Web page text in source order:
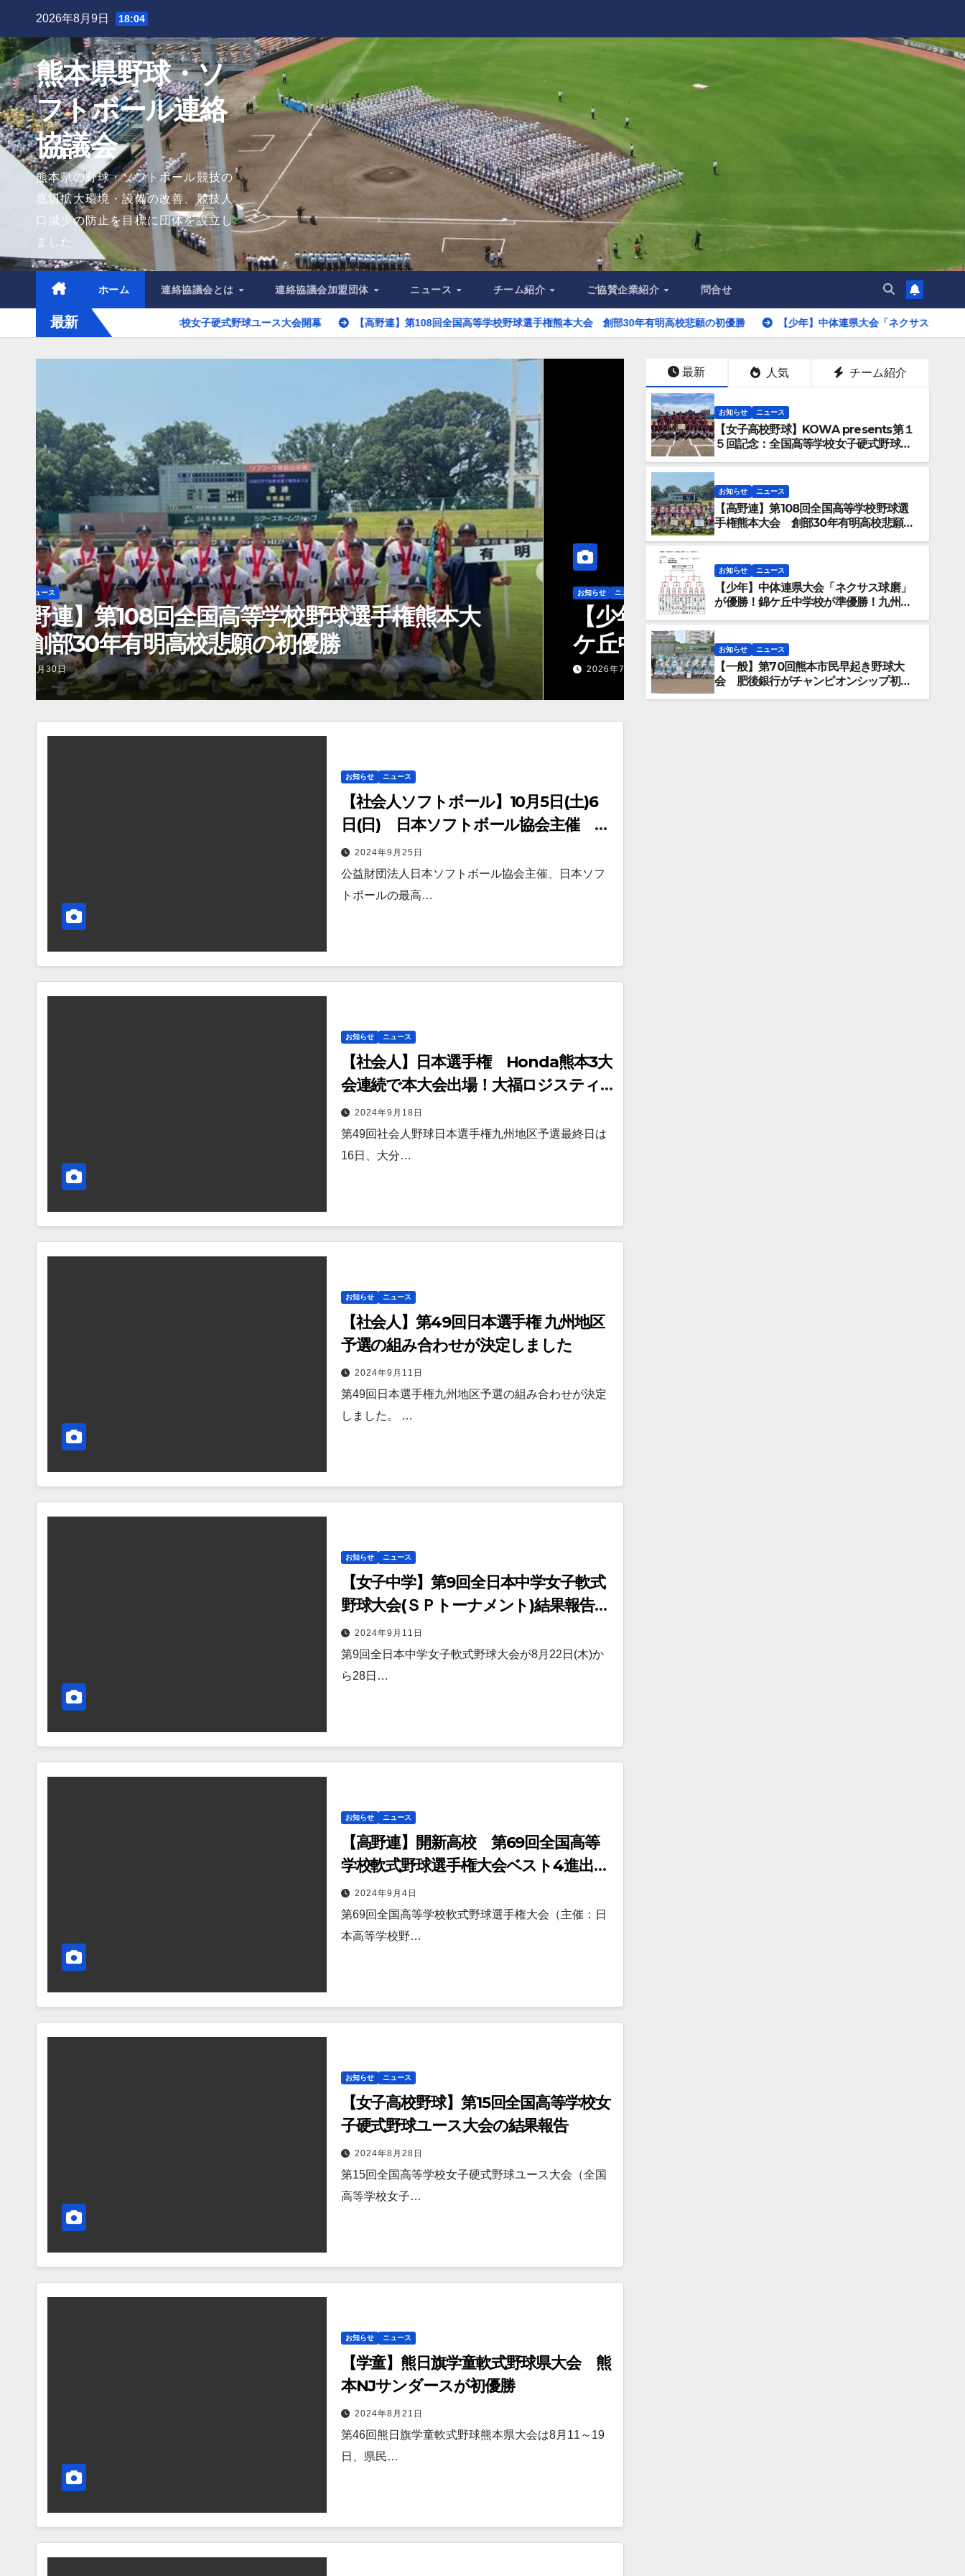
content
2026年8月9日 18:04
熊本県野球・ソ
フトボール連絡
協議会
熊本県の野球・ソフトボール競技の
底辺拡大環境・設備の改善、競技人
口減少の防止を目標に団体を設立し
ました
ホーム 連絡協議会とは 連絡協議会加盟団体 ニュース チーム紹介 ご協賛企業紹介 問合せ
最新
５回記念：全国高等学校女子硬式野球ユース大会開幕 【高野連】第108回全国高等学校野球選手権熊本大会 創部30年有明高校悲願の初優勝 【少年】中体連県大会「ネクサス球磨」が優勝！錦ケ
お知らせ ニュース
【少年】中体連県大会「ネクサス球磨」が優勝！錦
ケ丘中学校が準優勝！九州大会へ
2026年7月23日
お知らせ ニュース
【一般】第70回熊本市民早起
がチャンピオンシップ初優勝
2026年7月16日
最新 人気 チーム紹介
お知らせ ニュース
【女子高校野球】KOWA presents第１
５回記念：全国高等学校女子硬式野球ユ
お知らせ ニュース
【高野連】第108回全国高等学校野球選
手権熊本大会 創部30年有明高校悲願の
お知らせ ニュース
【少年】中体連県大会「ネクサス球磨」
が優勝！錦ケ丘中学校が準優勝！九州大
お知らせ ニュース
【一般】第70回熊本市民早起き野球大
会 肥後銀行がチャンピオンシップ初優
お知らせ ニュース
【社会人ソフトボール】10月5日(土)6
日(日) 日本ソフトボール協会主催 男
子日本リーグ第4節が水俣で開催！
2024年9月25日
公益財団法人日本ソフトボール協会主催、日本ソフ
トボールの最高…
お知らせ ニュース
【社会人】日本選手権 Honda熊本3大
会連続で本大会出場！大福ロジスティ
クスも健闘！！
2024年9月18日
第49回社会人野球日本選手権九州地区予選最終日は
16日、大分…
お知らせ ニュース
【社会人】第49回日本選手権 九州地区
予選の組み合わせが決定しました
2024年9月11日
第49回日本選手権九州地区予選の組み合わせが決定
しました。 …
お知らせ ニュース
【女子中学】第9回全日本中学女子軟式
野球大会(ＳＰトーナメント)結果報告
「暴れん坊ガールズ」
2024年9月11日
第9回全日本中学女子軟式野球大会が8月22日(木)か
ら28日…
お知らせ ニュース
【高野連】開新高校 第69回全国高等
学校軟式野球選手権大会ベスト4進出！
惜しくも決勝を逃がす
2024年9月4日
第69回全国高等学校軟式野球選手権大会（主催：日
本高等学校野…
お知らせ ニュース
【女子高校野球】第15回全国高等学校女
子硬式野球ユース大会の結果報告
2024年8月28日
第15回全国高等学校女子硬式野球ユース大会（全国
高等学校女子…
お知らせ ニュース
【学童】熊日旗学童軟式野球県大会 熊
本NJサンダースが初優勝
2024年8月21日
第46回熊日旗学童軟式野球熊本県大会は8月11～19
日、県民…